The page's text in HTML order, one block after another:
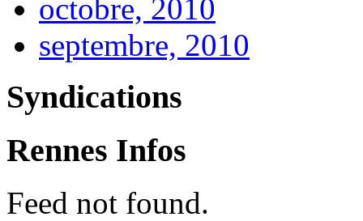
octobre, 2010
septembre, 2010
Syndications
Rennes Infos
Feed not found.